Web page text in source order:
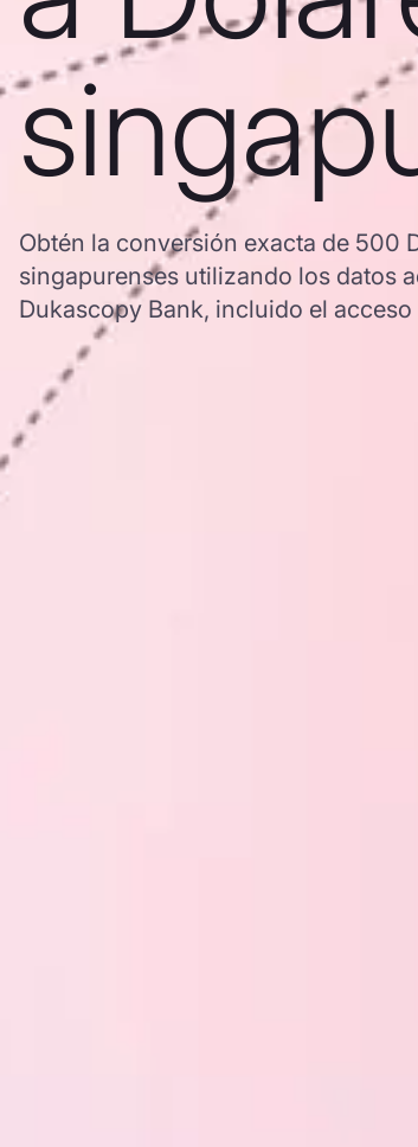
Obtén la conversión exacta de 500
singapurenses utilizando los datos
Dukascopy Bank, incluido el